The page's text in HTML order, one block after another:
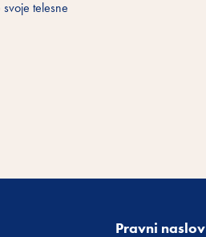
telesne
Pravni naslov